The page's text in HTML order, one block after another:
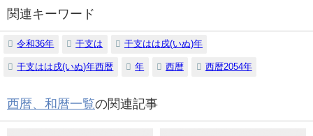
関連キーワード
令和36年 干支は 干支はは戌(いぬ)年
干支はは戌(いぬ)年西暦 年 西暦 西暦2054年
西暦、和暦一覧の関連記事